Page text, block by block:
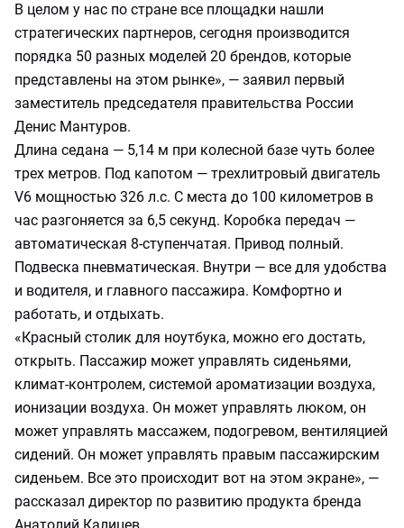
В целом у нас по стране все площадки нашли
стратегических партнеров, сегодня производится
порядка 50 разных моделей 20 брендов, которые
представлены на этом рынке», — заявил первый
заместитель председателя правительства России
Денис Мантуров.
Длина седана — 5,14 м при колесной базе чуть более
трех метров. Под капотом — трехлитровый двигатель
V6 мощностью 326 л.с. С места до 100 километров в
час разгоняется за 6,5 секунд. Коробка передач —
автоматическая 8-ступенчатая. Привод полный.
Подвеска пневматическая. Внутри — все для удобства
и водителя, и главного пассажира. Комфортно и
работать, и отдыхать.
«Красный столик для ноутбука, можно его достать,
открыть. Пассажир может управлять сиденьями,
климат-контролем, системой ароматизации воздуха,
ионизации воздуха. Он может управлять люком, он
может управлять массажем, подогревом, вентиляцией
сидений. Он может управлять правым пассажирским
сиденьем. Все это происходит вот на этом экране», —
рассказал директор по развитию продукта бренда